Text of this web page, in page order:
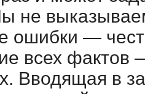
не
ошибки —
всех фактов
Вводящая в